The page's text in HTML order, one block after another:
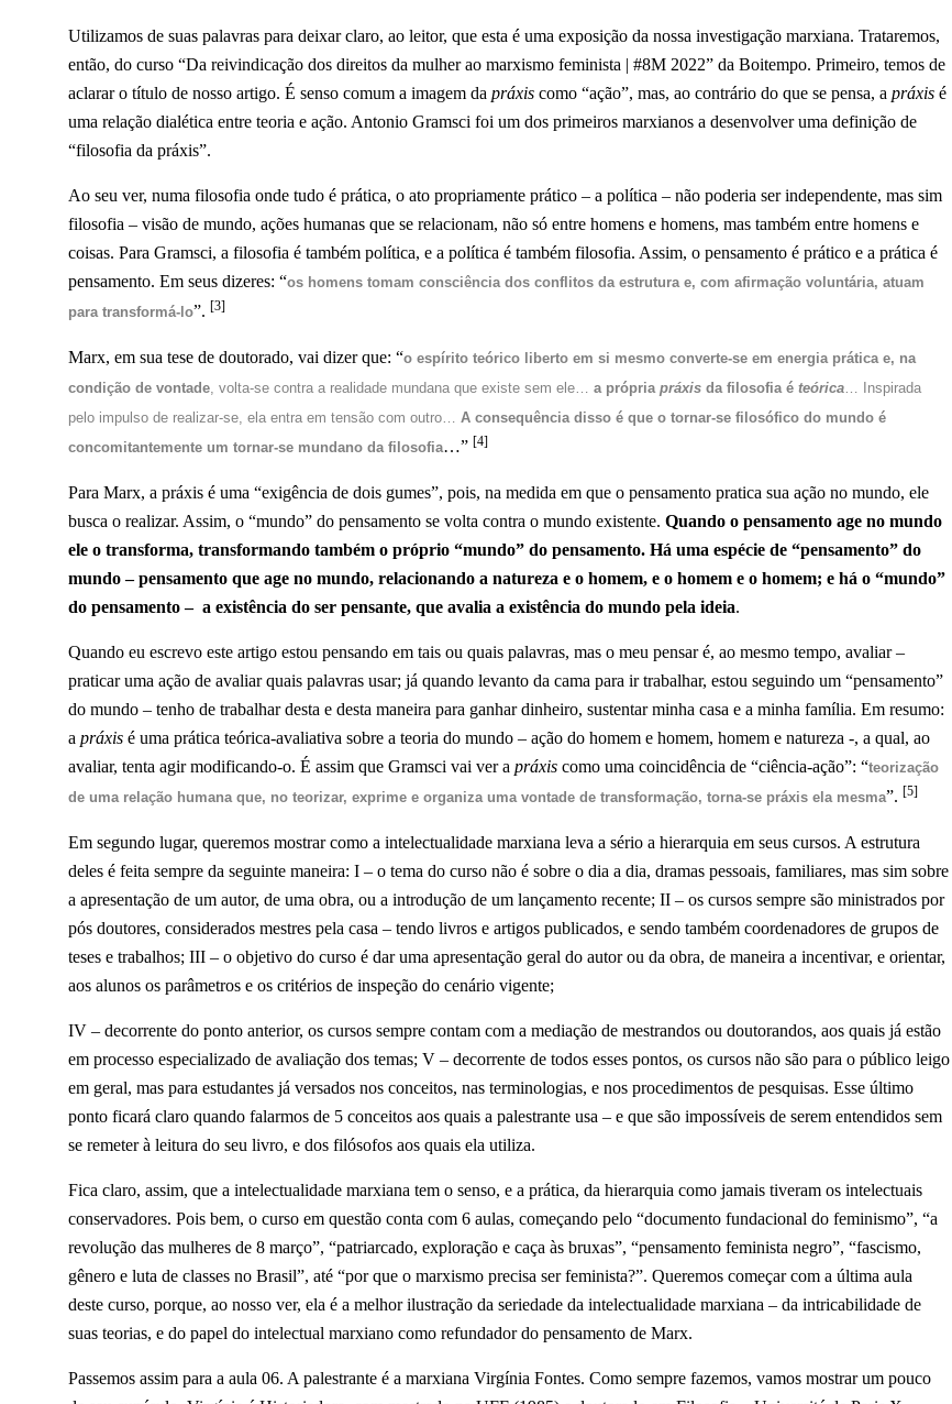
Utilizamos de suas palavras para deixar claro, ao leitor, que esta é uma exposição da nossa investigação marxiana. Trataremos,
então, do curso “Da reivindicação dos direitos da mulher ao marxismo feminista | #8M 2022” da Boitempo. Primeiro, temos de
aclarar o título de nosso artigo. É senso comum a imagem da práxis como “ação”, mas, ao contrário do que se pensa, a práxis é
uma relação dialética entre teoria e ação. Antonio Gramsci foi um dos primeiros marxianos a desenvolver uma definição de
“filosofia da práxis”.
Ao seu ver, numa filosofia onde tudo é prática, o ato propriamente prático – a política – não poderia ser independente, mas sim
filosofia – visão de mundo, ações humanas que se relacionam, não só entre homens e homens, mas também entre homens e
coisas. Para Gramsci, a filosofia é também política, e a política é também filosofia. Assim, o pensamento é prático e a prática é
pensamento. Em seus dizeres: “os homens tomam consciência dos conflitos da estrutura e, com afirmação voluntária, atuam
para transformá-lo”. [3]
Marx, em sua tese de doutorado, vai dizer que: “o espírito teórico liberto em si mesmo converte-se em energia prática e, na
condição de vontade , volta-se contra a realidade mundana que existe sem ele… a própria práxis da filosofia é teórica … Inspirada
pelo impulso de realizar-se, ela entra em tensão com outro… A consequência disso é que o tornar-se filosófico do mundo é
concomitantemente um tornar-se mundano da filosofia…” [4]
Para Marx, a práxis é uma “exigência de dois gumes”, pois, na medida em que o pensamento pratica sua ação no mundo, ele
busca o realizar. Assim, o “mundo” do pensamento se volta contra o mundo existente. Quando o pensamento age no mundo
ele o transforma, transformando também o próprio “mundo” do pensamento. Há uma espécie de “pensamento” do
mundo – pensamento que age no mundo, relacionando a natureza e o homem, e o homem e o homem; e há o “mundo”
do pensamento – a existência do ser pensante, que avalia a existência do mundo pela ideia.
Quando eu escrevo este artigo estou pensando em tais ou quais palavras, mas o meu pensar é, ao mesmo tempo, avaliar –
praticar uma ação de avaliar quais palavras usar; já quando levanto da cama para ir trabalhar, estou seguindo um “pensamento”
do mundo – tenho de trabalhar desta e desta maneira para ganhar dinheiro, sustentar minha casa e a minha família. Em resumo:
a práxis é uma prática teórica-avaliativa sobre a teoria do mundo – ação do homem e homem, homem e natureza -, a qual, ao
avaliar, tenta agir modificando-o. É assim que Gramsci vai ver a práxis como uma coincidência de “ciência-ação”: “teorização
de uma relação humana que, no teorizar, exprime e organiza uma vontade de transformação, torna-se práxis ela mesma”. [5]
Em segundo lugar, queremos mostrar como a intelectualidade marxiana leva a sério a hierarquia em seus cursos. A estrutura
deles é feita sempre da seguinte maneira: I – o tema do curso não é sobre o dia a dia, dramas pessoais, familiares, mas sim sobre
a apresentação de um autor, de uma obra, ou a introdução de um lançamento recente; II – os cursos sempre são ministrados por
pós doutores, considerados mestres pela casa – tendo livros e artigos publicados, e sendo também coordenadores de grupos de
teses e trabalhos; III – o objetivo do curso é dar uma apresentação geral do autor ou da obra, de maneira a incentivar, e orientar,
aos alunos os parâmetros e os critérios de inspeção do cenário vigente;
IV – decorrente do ponto anterior, os cursos sempre contam com a mediação de mestrandos ou doutorandos, aos quais já estão
em processo especializado de avaliação dos temas; V – decorrente de todos esses pontos, os cursos não são para o público leigo
em geral, mas para estudantes já versados nos conceitos, nas terminologias, e nos procedimentos de pesquisas. Esse último
ponto ficará claro quando falarmos de 5 conceitos aos quais a palestrante usa – e que são impossíveis de serem entendidos sem
se remeter à leitura do seu livro, e dos filósofos aos quais ela utiliza.
Fica claro, assim, que a intelectualidade marxiana tem o senso, e a prática, da hierarquia como jamais tiveram os intelectuais
conservadores. Pois bem, o curso em questão conta com 6 aulas, começando pelo “documento fundacional do feminismo”, “a
revolução das mulheres de 8 março”, “patriarcado, exploração e caça às bruxas”, “pensamento feminista negro”, “fascismo,
gênero e luta de classes no Brasil”, até “por que o marxismo precisa ser feminista?”. Queremos começar com a última aula
deste curso, porque, ao nosso ver, ela é a melhor ilustração da seriedade da intelectualidade marxiana – da intricabilidade de
suas teorias, e do papel do intelectual marxiano como refundador do pensamento de Marx.
Passemos assim para a aula 06. A palestrante é a marxiana Virgínia Fontes. Como sempre fazemos, vamos mostrar um pouco